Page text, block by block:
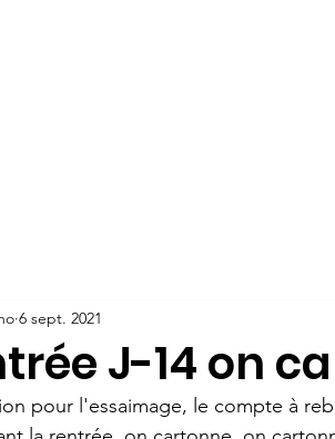
J-14 on
6 sept. 2021
pour l'essaimage, le compte à